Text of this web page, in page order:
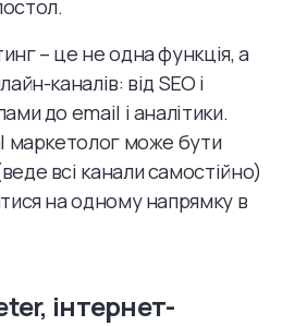
– це не одна функція, а
каналів: від SEO і
до email і аналітики.
може бути
всі канали самостійно)
на одному напрямку в
інтернет-